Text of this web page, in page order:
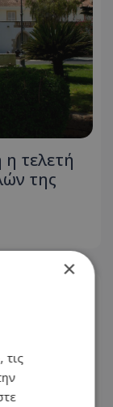
τελετή
της
×
τις